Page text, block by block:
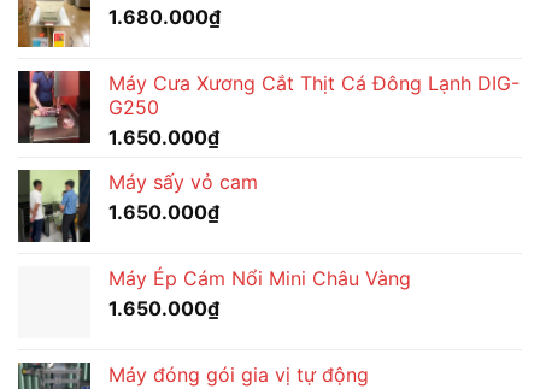
1.680.000₫
Máy Cưa Xương Cắt Thịt Cá Đông Lạnh DIG-
G250
1.650.000₫
Máy sấy vỏ cam
1.650.000₫
Máy Ép Cám Nổi Mini Châu Vàng
1.650.000₫
Máy đóng gói gia vị tự động